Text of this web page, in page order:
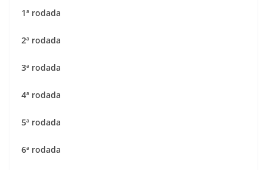
1ª rodada
2ª rodada
3ª rodada
4ª rodada
5ª rodada
6ª rodada